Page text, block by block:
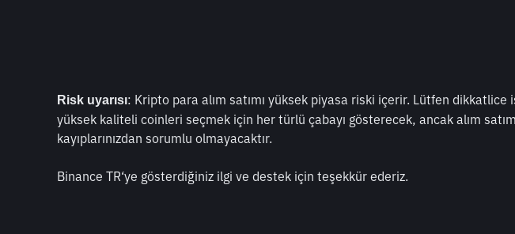
Risk uyarısı: Kripto para alım satımı yüksek piyasa riski içerir. Lütfen dikkatlice
yüksek kaliteli coinleri seçmek için her türlü çabayı gösterecek, ancak alım
kayıplarınızdan sorumlu olmayacaktır.
Binance TR‘ye gösterdiğiniz ilgi ve destek için teşekkür ederiz.